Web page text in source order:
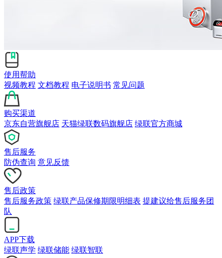
使用帮助
视频教程 文档教程 电子说明书 常见问题
购买渠道
京东自营旗舰店 天猫绿联数码旗舰店 绿联官方商城
售后服务
防伪查询 意见反馈
售后政策
售后服务政策 绿联产品保修期限明细表 提建议给售后服务团
队
APP下载
绿联声学 绿联储能 绿联智联